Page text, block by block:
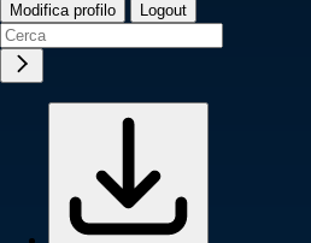
Modifica profilo Logout